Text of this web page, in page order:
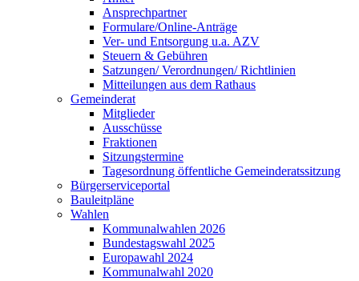
Ansprechpartner
Formulare/Online-Anträge
Ver- und Entsorgung u.a. AZV
Steuern & Gebühren
Satzungen/ Verordnungen/ Richtlinien
Mitteilungen aus dem Rathaus
Gemeinderat
Mitglieder
Ausschüsse
Fraktionen
Sitzungstermine
Tagesordnung öffentliche Gemeinderatssitzung
Bürgerserviceportal
Bauleitpläne
Wahlen
Kommunalwahlen 2026
Bundestagswahl 2025
Europawahl 2024
Kommunalwahl 2020